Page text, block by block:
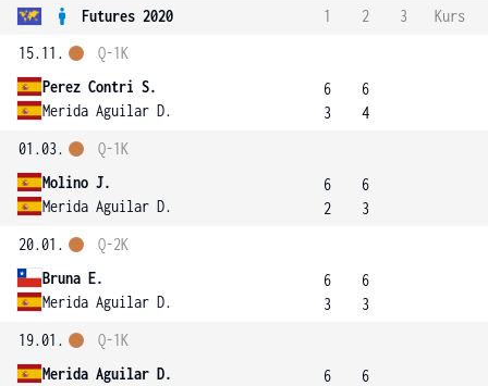
Futures 2020 1 2 3
Kurs
15.11.
Perez Contri S.
Merida Aguilar D.
Q-1K
6
3
6
4
01.03.
Molino J.
Merida Aguilar D.
Q-1K
6
2
6
3
20.01.
Bruna E.
Merida Aguilar D.
Q-2K
6
3
6
3
19.01.
Merida Aguilar D.
Q-1K
6
6